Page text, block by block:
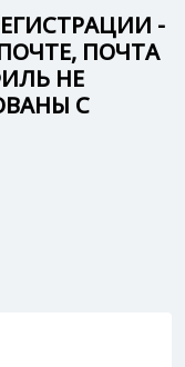
-
ПОЧТА
НЕ
С